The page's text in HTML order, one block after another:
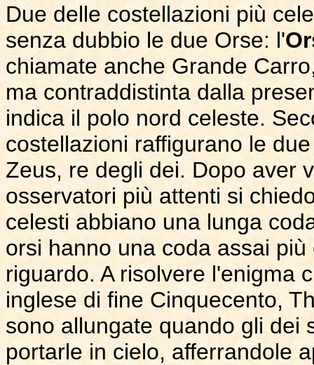
Due delle costellazioni più
senza dubbio le due Orse: l'
chiamate anche Grande
ma contraddistinta dalla
indica il polo nord celeste.
costellazioni raffigurano le
Zeus, re degli dei. Dopo aver
osservatori più attenti si
celesti abbiano una lunga
orsi hanno una coda assai
riguardo. A risolvere l'enigma
inglese di fine Cinquecento,
sono allungate quando gli dei
portarle in cielo, afferrandole